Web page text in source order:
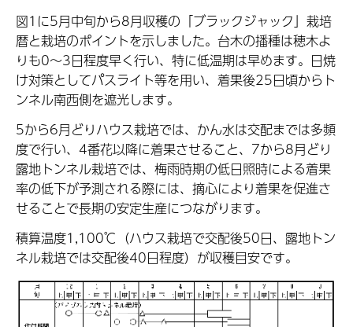
図1に5月中旬から8月収穫の「ブラックジャック」栽培
暦と栽培のポイントを示しました。台木の播種は穂木よ
りも0～3日程度早く行い、特に低温期は早めます。日焼
け対策としてパスライト等を用い、着果後25日頃からト
ンネル南西側を遮光します。
5から6月どりハウス栽培では、かん水は交配までは多頻
度で行い、4番花以降に着果させること、7から8月どり
露地トンネル栽培では、梅雨時期の低日照時による着果
率の低下が予測される際には、摘心により着果を促進さ
せることで長期の安定生産につながります。
積算温度1,100℃（ハウス栽培で交配後50日、露地トン
ネル栽培では交配後40日程度）が収穫目安です。